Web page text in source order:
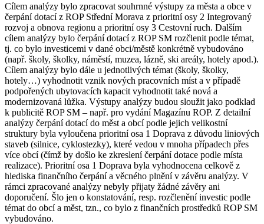
Cílem analýzy bylo zpracovat souhrnné výstupy za města a obce v
čerpání dotací z ROP Střední Morava z prioritní osy 2 Integrovaný
rozvoj a obnova regionu a prioritní osy 3 Cestovní ruch. Dalším
cílem analýzy bylo čerpání dotací z ROP SM rozčlenit podle témat,
tj. co bylo investicemi v dané obci/městě konkrétně vybudováno
(např. školy, školky, náměstí, muzea, lázně, ski areály, hotely apod.).
Cílem analýzy bylo dále u jednotlivých témat (školy, školky,
hotely…) vyhodnotit vznik nových pracovních míst a v případě
podpořených ubytovacích kapacit vyhodnotit také nová a
modernizovaná lůžka. Výstupy analýzy budou sloužit jako podklad
k publicitě ROP SM – např. pro vydání Magazínu ROP. Z detailní
analýzy čerpání dotací do měst a obcí podle jejich velikostní
struktury byla vyloučena prioritní osa 1 Doprava z důvodu liniových
staveb (silnice, cyklostezky), které vedou v mnoha případech přes
více obcí (čímž by došlo ke zkreslení čerpání dotace podle místa
realizace). Prioritní osa 1 Doprava byla vyhodnocena celkově z
hlediska finančního čerpání a věcného plnění v závěru analýzy. V
rámci zpracované analýzy nebyly přijaty žádné závěry ani
doporučení. Šlo jen o konstatování, resp. rozčlenění investic podle
témat do obcí a měst, tzn., co bylo z finančních prostředků ROP SM
vybudováno.